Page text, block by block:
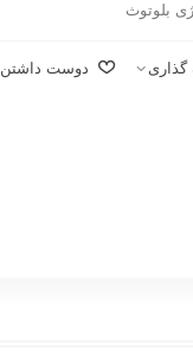
بلوتوث
گذاری دوست داشتن